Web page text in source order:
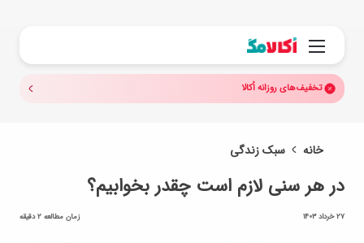
منو
تخفیف‌های روزانه اُکالا
خانه سبک زندگی
در هر سنی لازم است چقدر بخوابیم؟
27 خرداد 1403 زمان مطالعه 2 دقیقه